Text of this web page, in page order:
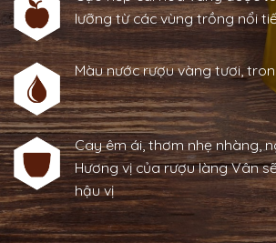
Gạo nếp cái hoa vàng được
lưỡng từ các vùng trồng nổi
Màu nước rượu vàng tươi,
Cay êm ái, thơm nhẹ nhàng,
Hương vị của rượu làng Vân
hậu vị